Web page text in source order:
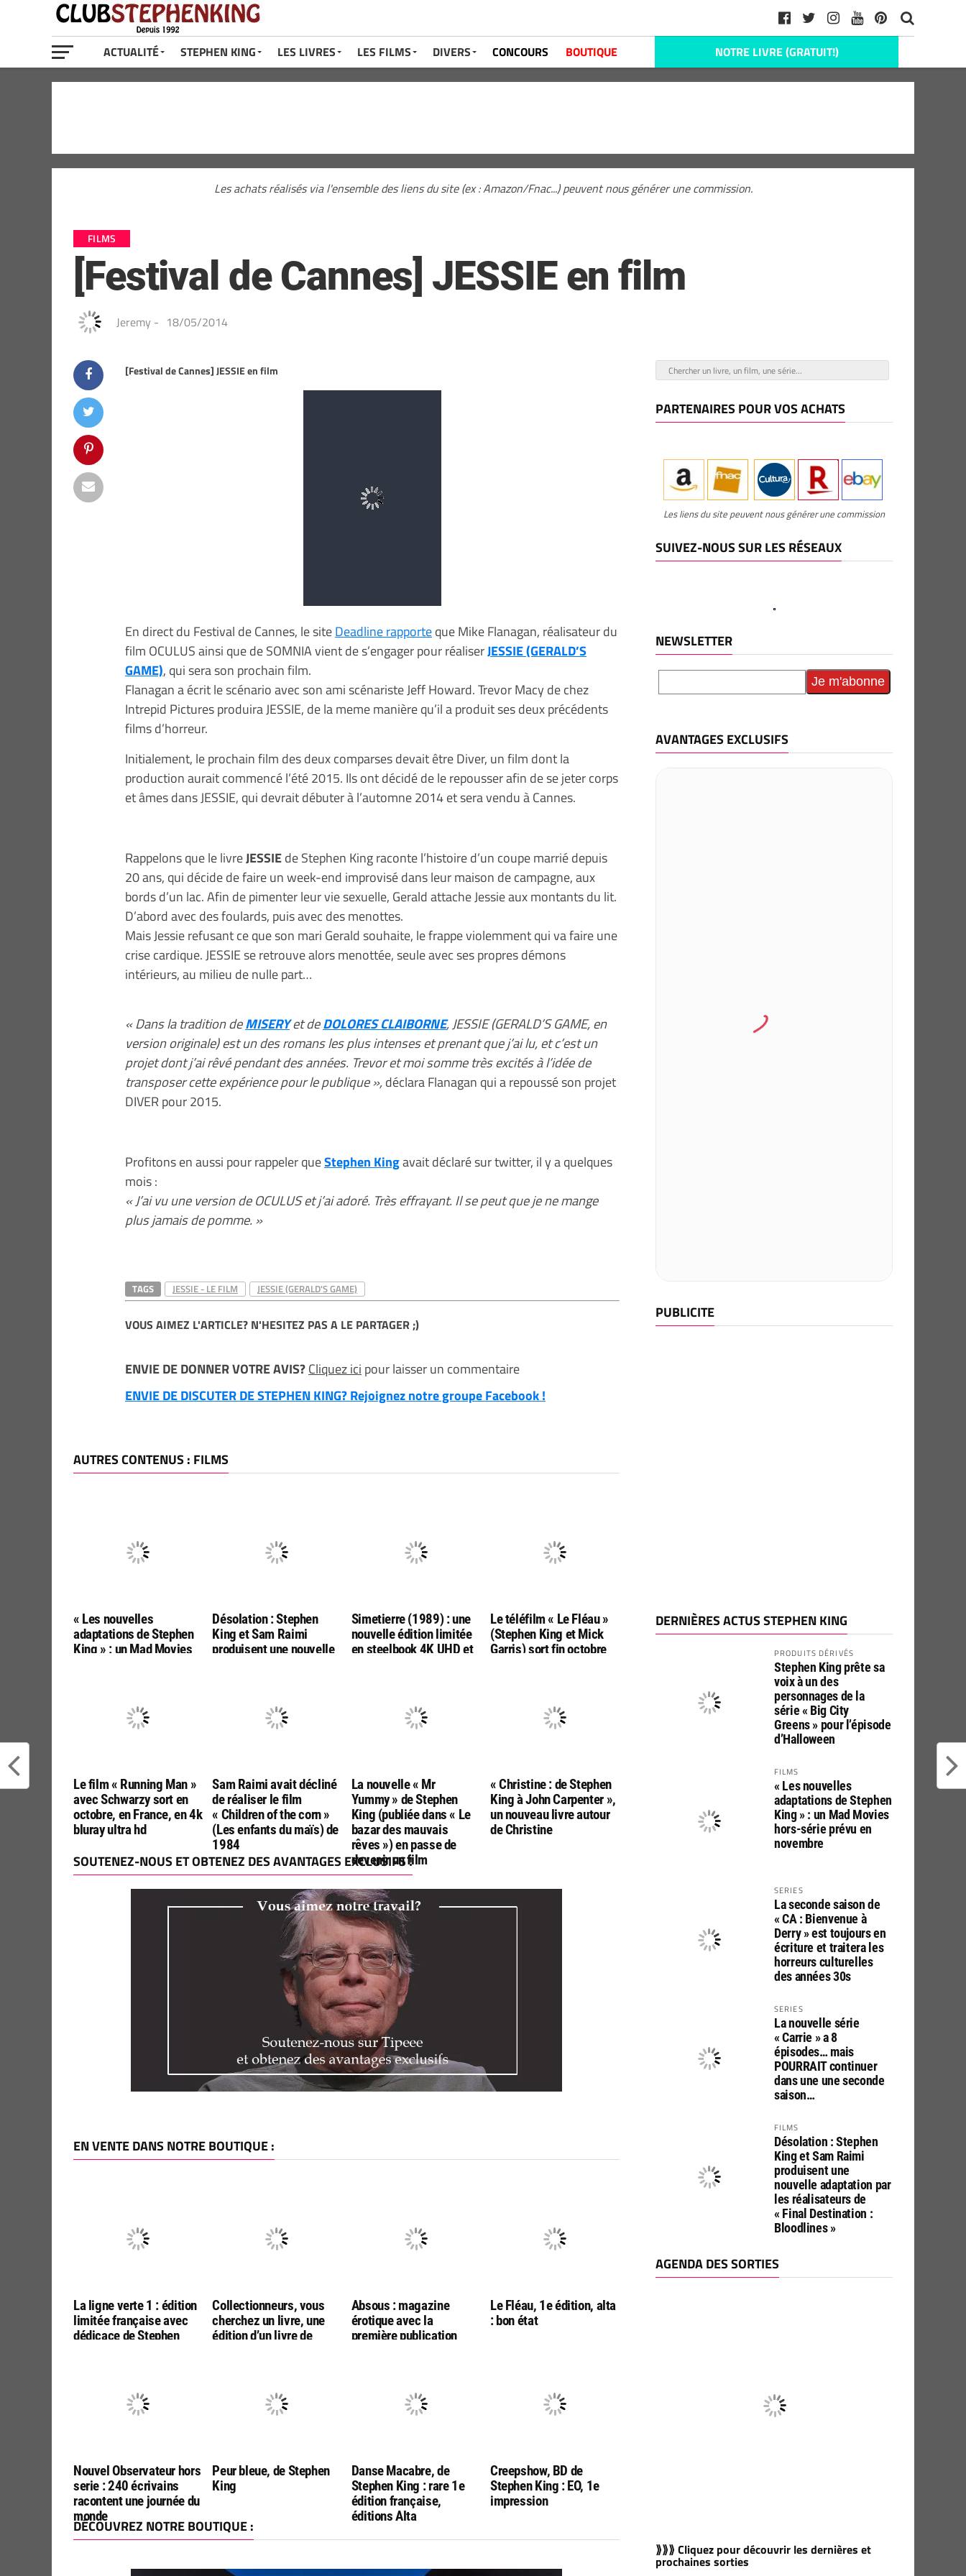
ACTUALITÉ STEPHEN KING LES LIVRES LES FILMS DIVERS CONCOURS BOUTIQUE NOTRE LIVRE (GRATUIT!)
Les achats réalisés via l'ensemble des liens du site (ex : Amazon/Fnac...) peuvent nous générer une commission.
FILMS
[Festival de Cannes] JESSIE en film
Jeremy - 18/05/2014
[Festival de Cannes] JESSIE en film
En direct du Festival de Cannes, le siteDeadline rapporteque Mike Flanagan, réalisateur du
film OCULUS ainsi que de SOMNIA vient de s’engager pour réaliserJESSIE (GERALD’S
GAME), qui sera son prochain film.
Flanagan a écrit le scénario avec son ami scénariste Jeff Howard. Trevor Macy de chez
Intrepid Pictures produira JESSIE, de la meme manière qu’il a produit ses deux précédents
films d’horreur.
Initialement, le prochain film des deux comparses devait être Diver, un film dont la
production aurait commencé l’été 2015. Ils ont décidé de le repousser afin de se jeter corps
et âmes dans JESSIE, qui devrait débuter à l’automne 2014 et sera vendu à Cannes.
Rappelons que le livreJESSIEde Stephen King raconte l’histoire d’un coupe marrié depuis
20 ans, qui décide de faire un week-end improvisé dans leur maison de campagne, aux
bords d’un lac. Afin de pimenter leur vie sexuelle, Gerald attache Jessie aux montants du lit.
D’abord avec des foulards, puis avec des menottes.
Mais Jessie refusant ce que son mari Gerald souhaite, le frappe violemment qui va faire une
crise cardique. JESSIE se retrouve alors menottée, seule avec ses propres démons
intérieurs, au milieu de nulle part…
« Dans la tradition deMISERYet deDOLORES CLAIBORNE, JESSIE (GERALD’S GAME, en
version originale) est un des romans les plus intenses et prenant que j’ai lu, et c’est un
projet dont j’ai rêvé pendant des années. Trevor et moi somme très excités à l’idée de
transposer cette expérience pour le publique »,déclara Flanagan qui a repoussé son projet
DIVER pour 2015.
Profitons en aussi pour rappeler queStephen Kingavait déclaré sur twitter, il y a quelques
mois :
« J’ai vu une version de OCULUS et j’ai adoré. Très effrayant. Il se peut que je ne mange
plus jamais de pomme. »
TAGS JESSIE - LE FILM JESSIE (GERALD'S GAME)
VOUS AIMEZ L'ARTICLE? N'HESITEZ PAS A LE PARTAGER ;)
ENVIE DE DONNER VOTRE AVIS?Cliquez ici pour laisser un commentaire
ENVIE DE DISCUTER DE STEPHEN KING? Rejoignez notre groupe Facebook !
AUTRES CONTENUS : FILMS
« Les nouvelles
adaptations de Stephen
King » : un Mad Movies
Désolation : Stephen
King et Sam Raimi
produisent une nouvelle
Bloodlines »
Simetierre (1989) : une
nouvelle édition limitée
en steelbook 4K UHD et
Le téléfilm « Le Fléau »
(Stephen King et Mick
Garris) sort fin octobre
Le film « Running Man »
avec Schwarzy sort en
octobre, en France, en 4k
bluray ultra hd
Sam Raimi avait décliné
de réaliser le film
« Children of the corn »
(Les enfants du maïs) de
1984
La nouvelle « Mr
Yummy » de Stephen
King (publiée dans « Le
bazar des mauvais
rêves ») en passe de
devenir un film
« Christine : de Stephen
King à John Carpenter »,
un nouveau livre autour
de Christine
SOUTENEZ-NOUS ET OBTENEZ DES AVANTAGES EXCLUSIFS !
EN VENTE DANS NOTRE BOUTIQUE :
La ligne verte 1 : édition
limitée française avec
dédicace de Stephen
Collectionneurs, vous
cherchez un livre, une
édition d’un livre de
Absous : magazine
érotique avec la
première publication
Le Fléau, 1e édition, alta
: bon état
Nouvel Observateur hors
serie : 240 écrivains
racontent une journée du
monde
Peur bleue, de Stephen
King
Danse Macabre, de
Stephen King : rare 1e
édition française,
éditions Alta
Creepshow, BD de
Stephen King : EO, 1e
impression
DÉCOUVREZ NOTRE BOUTIQUE :
PARTENAIRES POUR VOS ACHATS
Les liens du site peuvent nous générer une commission
SUIVEZ-NOUS SUR LES RÉSEAUX
NEWSLETTER
AVANTAGES EXCLUSIFS
PUBLICITE
DERNIÈRES ACTUS STEPHEN KING
PRODUITS DÉRIVÉS
Stephen King prête sa
voix à un des
personnages de la
série « Big City
Greens » pour l’épisode
d’Halloween
FILMS
« Les nouvelles
adaptations de Stephen
King » : un Mad Movies
hors-série prévu en
novembre
SERIES
La seconde saison de
« CA : Bienvenue à
Derry » est toujours en
écriture et traitera les
horreurs culturelles
des années 30s
SERIES
La nouvelle série
« Carrie » a 8
épisodes… mais
POURRAIT continuer
dans une une seconde
saison…
FILMS
Désolation : Stephen
King et Sam Raimi
produisent une
nouvelle adaptation par
les réalisateurs de
« Final Destination :
Bloodlines »
AGENDA DES SORTIES
⟫⟫⟫ Cliquez pour découvrir les dernières et
prochaines sorties